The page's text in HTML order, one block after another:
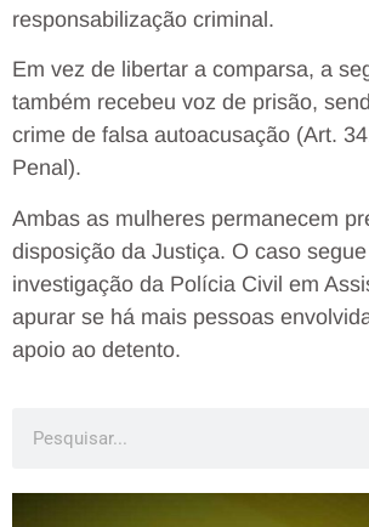
responsabilização criminal.
Em vez de libertar a comparsa, a
também recebeu voz de prisão,
crime de falsa autoacusação (Art.
Penal).
Ambas as mulheres permanecem
disposição da Justiça. O caso
investigação da Polícia Civil em
apurar se há mais pessoas
apoio ao detento.